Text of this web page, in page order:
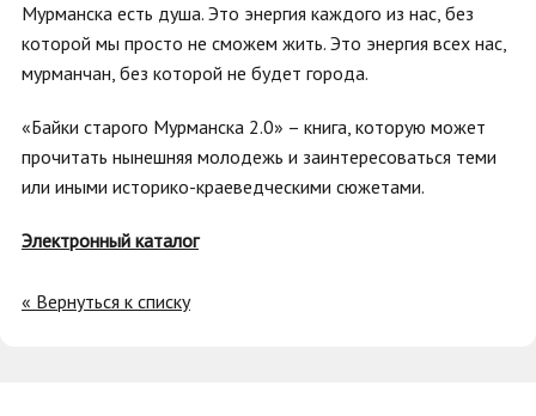
Мурманска есть душа. Это энергия каждого из нас, без
которой мы просто не сможем жить. Это энергия всех нас,
мурманчан, без которой не будет города.
«Байки старого Мурманска 2.0» – книга, которую может
прочитать нынешняя молодежь и заинтересоваться теми
или иными историко-краеведческими сюжетами.
Электронный каталог
« Вернуться к списку